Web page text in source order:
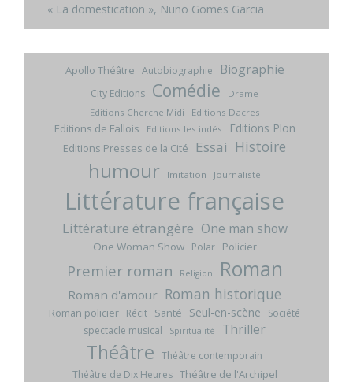
« La domestication », Nuno Gomes Garcia
Apollo Théâtre Autobiographie Biographie
City Editions Comédie
Drame
Editions Cherche Midi
Editions Dacres
Editions de Fallois Editions les indés Editions Plon
Editions Presses de la Cité Essai Histoire
humour Imitation Journaliste
Littérature française
Littérature étrangère One man show
One Woman Show Polar Policier
Premier roman Religion Roman
Roman d'amour Roman historique
Roman policier Récit Santé Seul-en-scène
Société
spectacle musical
Spiritualité Thriller
Théâtre Théâtre contemporain
Théâtre de Dix Heures Théâtre de l'Archipel